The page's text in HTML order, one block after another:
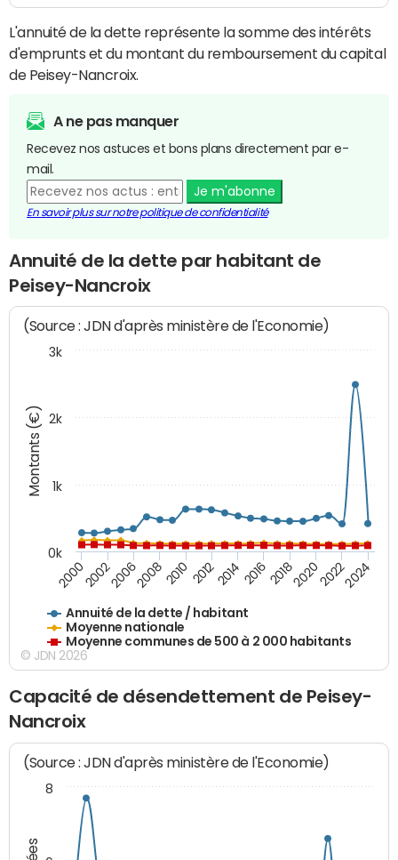
L'annuité de la dette représente la somme des intérêts
d'emprunts et du montant du remboursement du capital
de Peisey-Nancroix.
A ne pas manquer
Recevez nos astuces et bons plans directement par e-
mail.
Je m'abonne
En savoir plus sur notre politique de confidentialité
Annuité de la dette par habitant de
Peisey-Nancroix
Montants (€)
(Source : JDN d'après ministère de l'Economie)
Annuité de la dette / habitant
Moyenne nationale
Moyenne communes de 500 à 2 000 habitants
20002002200620082010 2012201420162018202020222024
0k
1k
2k
3k
© JDN 2026
Capacité de désendettement de Peisey-
Nancroix
(Source : JDN d'après ministère de l'Economie)
8